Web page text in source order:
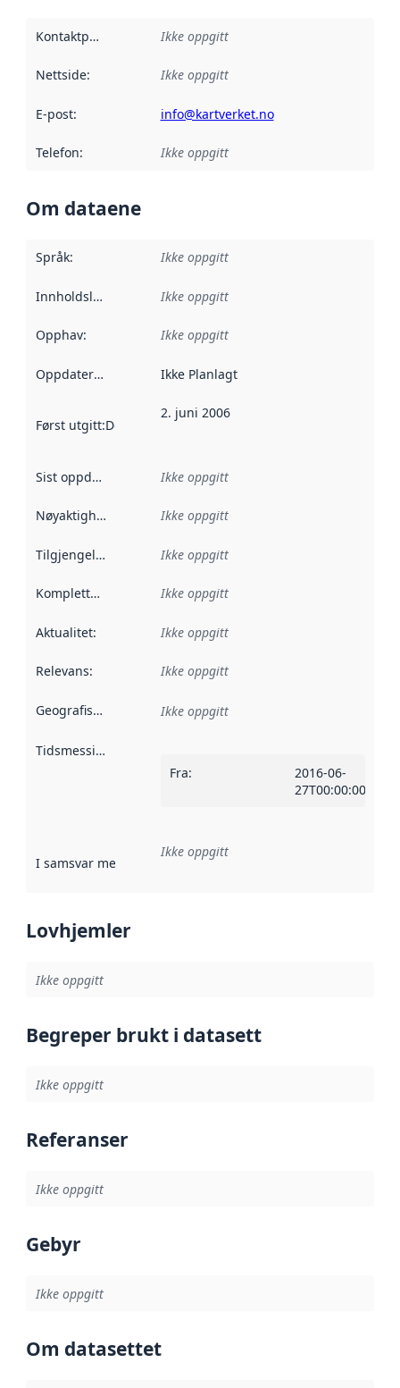
Kontaktpunkt Ikke oppgitt
Nettside: Ikke oppgitt
E-post: info@kartverket.no
Telefon: Ikke oppgitt
Om dataene
Språk: Ikke oppgitt
Innholdsleverandører :
Ikke oppgitt
Opphav: Ikke oppgitt
Oppdateringsfrekvens :
Ikke Planlagt
Først utgitt:Denne datoen sier når dataene i dette
2. juni 2006
Sist oppdatert Ikke oppgitt
Nøyaktighet Ikke oppgitt
Tilgjengelighet Ikke oppgitt
Kompletthet Ikke oppgitt
Aktualitet: Ikke oppgitt
Relevans: Ikke oppgitt
Geografisk avgrensning :
Ikke oppgitt
Tidsmessig avgrensning
Fra:
2016-06-
27T00:00:00Z
I samsvar med Referanse til en implementasjonsregel
Ikke oppgitt
Lovhjemler
Ikke oppgitt
Begreper brukt i datasett
Ikke oppgitt
Referanser
Ikke oppgitt
Gebyr
Ikke oppgitt
Om datasettet